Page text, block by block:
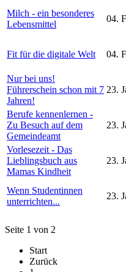
Milch - ein besonderes
Lebensmittel
04.
Fit für die digitale Welt 04.
Nur bei uns!
Führerschein schon mit 7
Jahren!
23.
Berufe kennenlernen -
Zu Besuch auf dem
Gemeindeamt
23.
Vorlesezeit - Das
Lieblingsbuch aus
Mamas Kindheit
23.
Wenn Studentinnen
unterrichten...
23.
Seite 1 von 2
Start
Zurück